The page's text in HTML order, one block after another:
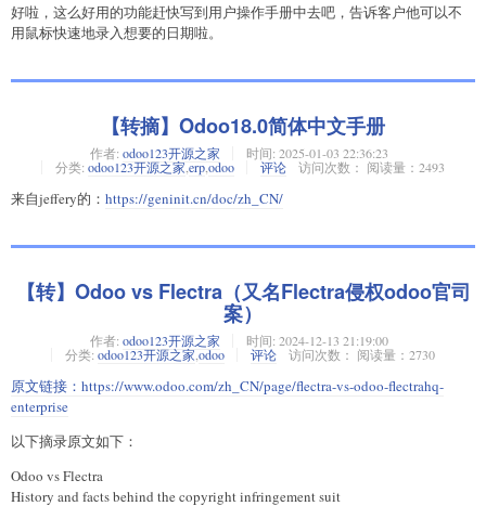
好啦，这么好用的功能赶快写到用户操作手册中去吧，告诉客户他可以不
用鼠标快速地录入想要的日期啦。
【转摘】Odoo18.0简体中文手册
作者: odoo123开源之家 时间: 2025-01-03 22:36:23
分类: odoo123开源之家 erpodoo 评论 访问次数： 阅读量：2493
来自jeffery的： https://geninit.cn/doc/zh_CN/
【转】Odoo vs Flectra（又名Flectra侵权odoo官司
案）
作者: odoo123开源之家 时间: 2024-12-13 21:19:00
分类: odoo123开源之家 odoo 评论 访问次数： 阅读量：2730
原文链接： https://www.odoo.com/zh_CN/page/flectra-vs-odoo-flectrahq-
enterprise
以下摘录原文如下：
Odoo vs Flectra
History and facts behind the copyright infringement suit